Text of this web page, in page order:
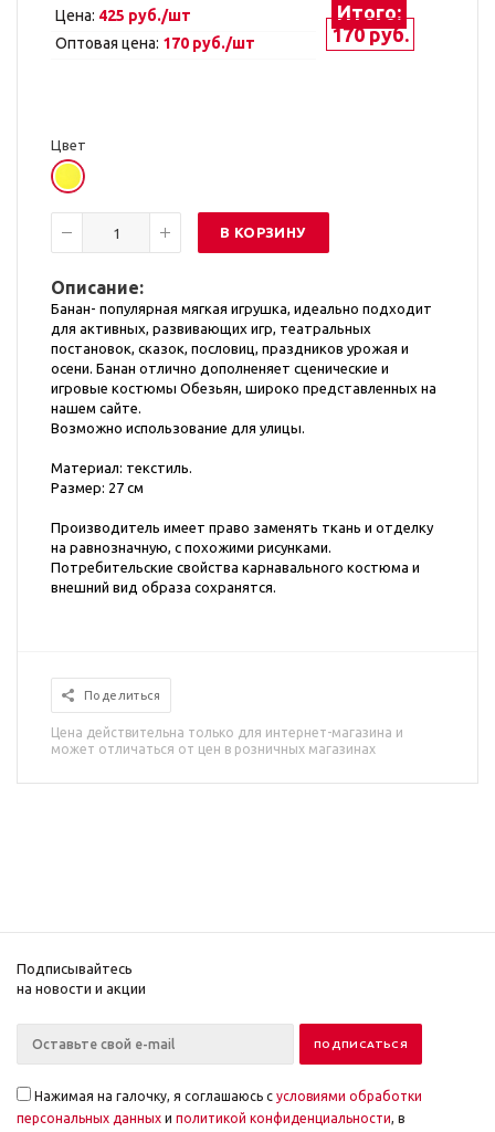
Цена: 425 руб./шт
Оптовая цена: 170 руб./шт
Итого:
170 руб.
Цвет
В КОРЗИНУ
Описание:
Банан- популярная мягкая игрушка, идеально подходит
для активных, развивающих игр, театральных
постановок, сказок, пословиц, праздников урожая и
осени. Банан отлично дополненяет сценические и
игровые костюмы Обезьян, широко представленных на
нашем сайте.
Возможно использование для улицы.
Материал: текстиль.
Размер: 27 см
Производитель имеет право заменять ткань и отделку
на равнозначную, с похожими рисунками.
Потребительские свойства карнавального костюма и
внешний вид образа сохранятся.
Поделиться
Цена действительна только для интернет-магазина и
может отличаться от цен в розничных магазинах
Подписывайтесь
на новости и акции
Нажимая на галочку, я соглашаюсь с условиями обработки
персональных данных и политикой конфиденциальности, в